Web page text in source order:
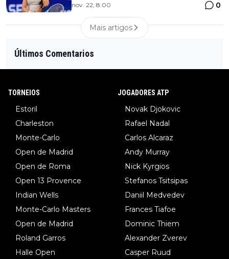
nov. 22, 8:00 0
Mais artigos
Últimos Comentarios
TORNEIOS
Estoril
Charleston
Monte-Carlo
Open de Madrid
Open de Roma
Open 13 Provence
Indian Wells
Monte-Carlo Masters
Open de Madrid
Roland Garros
Halle Open
JOGADORES ATP
Novak Djokovic
Rafael Nadal
Carlos Alcaraz
Andy Murray
Nick Kyrgios
Stefanos Tsitsipas
Daniil Medvedev
Frances Tiafoe
Dominic Thiem
Alexander Zverev
Casper Ruud